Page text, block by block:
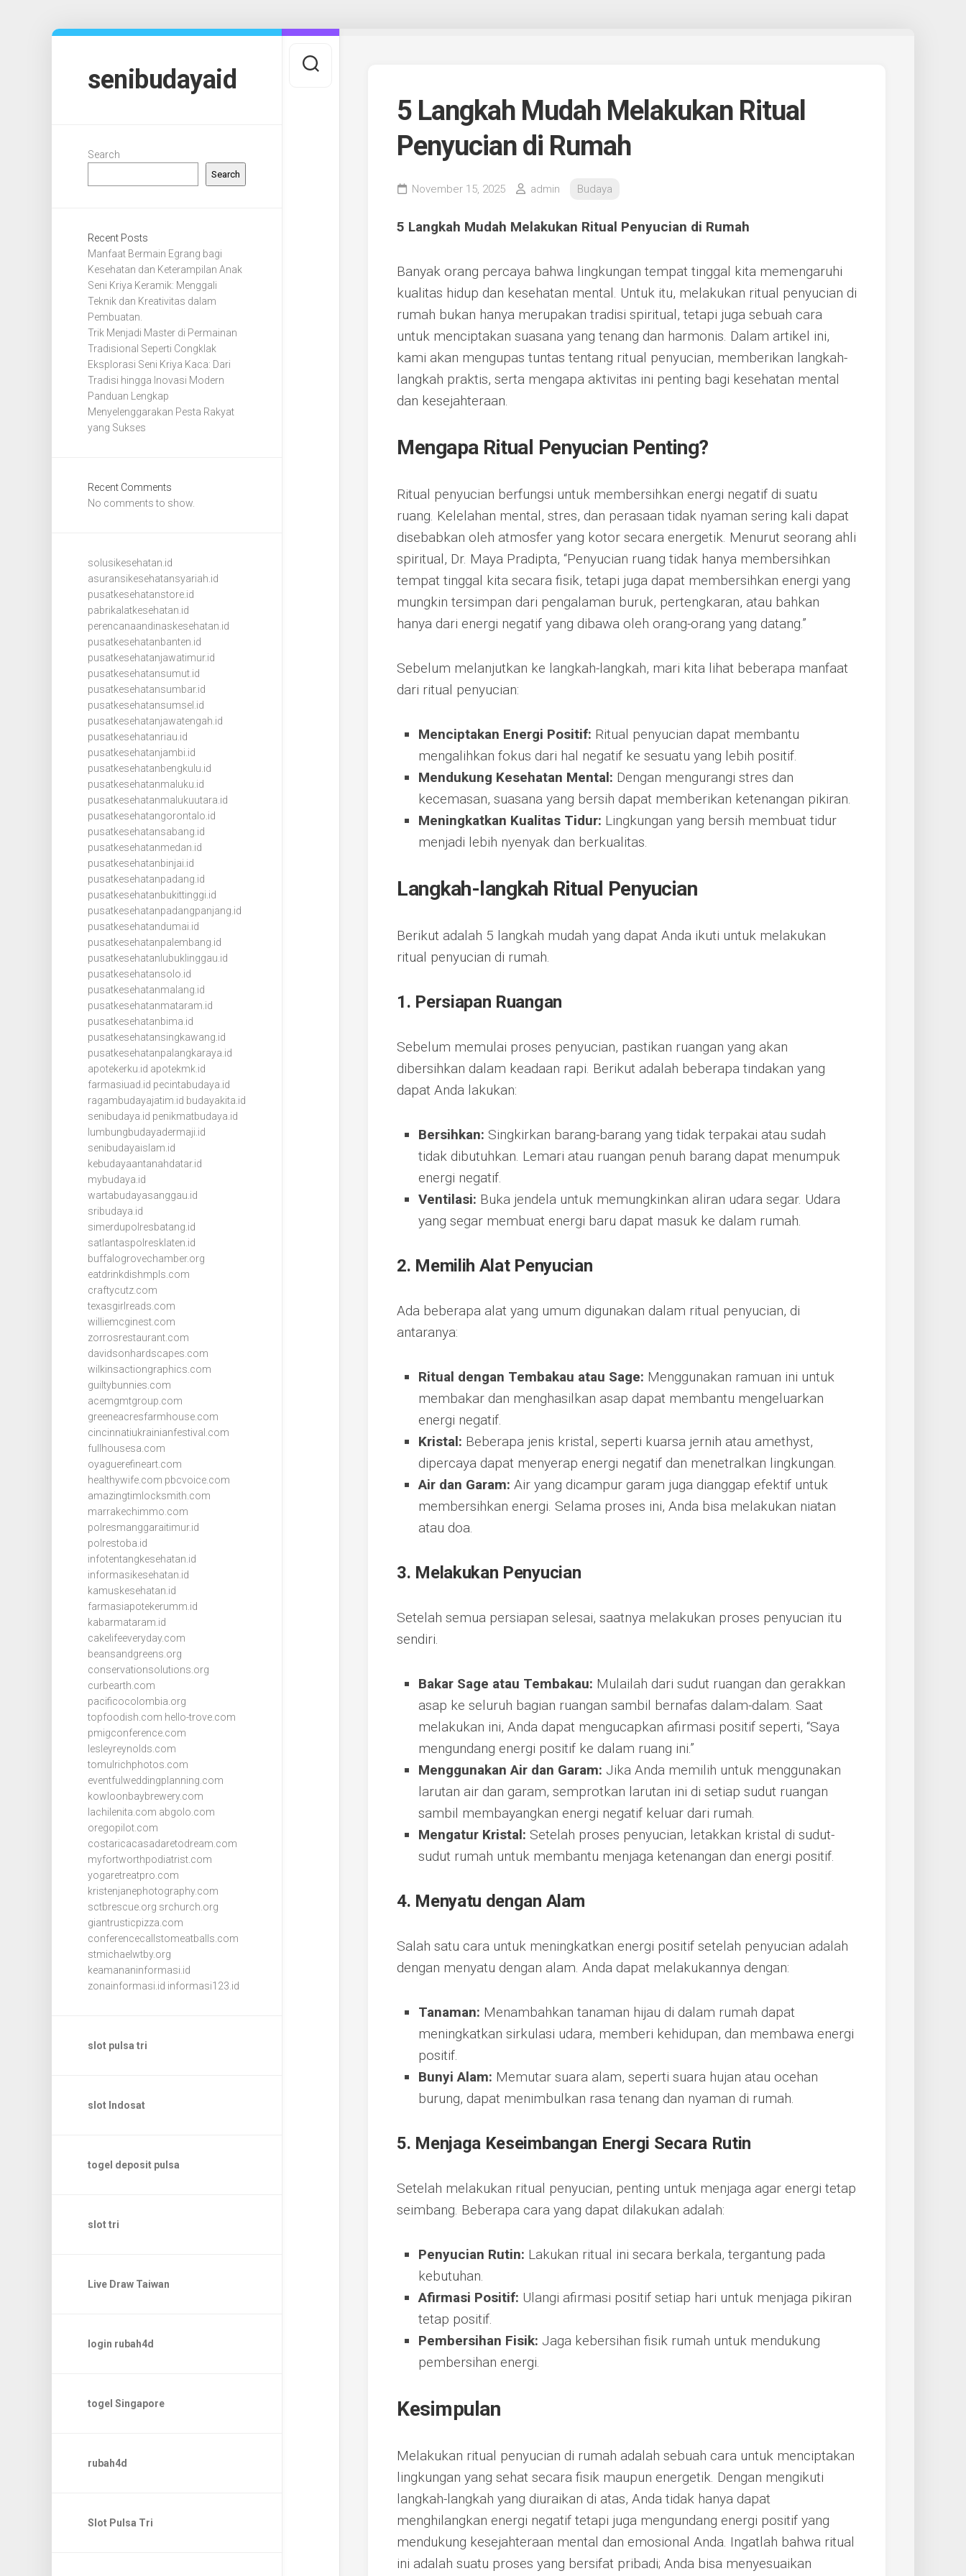
senibudayaid
Search
Search
Recent Posts
Manfaat Bermain Egrang bagi
Kesehatan dan Keterampilan Anak
Seni Kriya Keramik: Menggali
Teknik dan Kreativitas dalam
Pembuatan.
Trik Menjadi Master di Permainan
Tradisional Seperti Congklak
Eksplorasi Seni Kriya Kaca: Dari
Tradisi hingga Inovasi Modern
Panduan Lengkap
Menyelenggarakan Pesta Rakyat
yang Sukses
Recent Comments
No comments to show.
solusikesehatan.id
asuransikesehatansyariah.id
pusatkesehatanstore.id
pabrikalatkesehatan.id
perencanaandinaskesehatan.id
pusatkesehatanbanten.id
pusatkesehatanjawatimur.id
pusatkesehatansumut.id
pusatkesehatansumbar.id
pusatkesehatansumsel.id
pusatkesehatanjawatengah.id
pusatkesehatanriau.id
pusatkesehatanjambi.id
pusatkesehatanbengkulu.id
pusatkesehatanmaluku.id
pusatkesehatanmalukuutara.id
pusatkesehatangorontalo.id
pusatkesehatansabang.id
pusatkesehatanmedan.id
pusatkesehatanbinjai.id
pusatkesehatanpadang.id
pusatkesehatanbukittinggi.id
pusatkesehatanpadangpanjang.id
pusatkesehatandumai.id
pusatkesehatanpalembang.id
pusatkesehatanlubuklinggau.id
pusatkesehatansolo.id
pusatkesehatanmalang.id
pusatkesehatanmataram.id
pusatkesehatanbima.id
pusatkesehatansingkawang.id
pusatkesehatanpalangkaraya.id
apotekerku.id apotekmk.id
farmasiuad.id pecintabudaya.id
ragambudayajatim.id budayakita.id
senibudaya.id penikmatbudaya.id
lumbungbudayadermaji.id
senibudayaislam.id
kebudayaantanahdatar.id
mybudaya.id
wartabudayasanggau.id
sribudaya.id
simerdupolresbatang.id
satlantaspolresklaten.id
buffalogrovechamber.org
eatdrinkdishmpls.com
craftycutz.com
texasgirlreads.com
williemcginest.com
zorrosrestaurant.com
davidsonhardscapes.com
wilkinsactiongraphics.com
guiltybunnies.com
acemgmtgroup.com
greeneacresfarmhouse.com
cincinnatiukrainianfestival.com
fullhousesa.com
oyaguerefineart.com
healthywife.com pbcvoice.com
amazingtimlocksmith.com
marrakechimmo.com
polresmanggaraitimur.id
polrestoba.id
infotentangkesehatan.id
informasikesehatan.id
kamuskesehatan.id
farmasiapotekerumm.id
kabarmataram.id
cakelifeeveryday.com
beansandgreens.org
conservationsolutions.org
curbearth.com
pacificocolombia.org
topfoodish.com hello-trove.com
pmigconference.com
lesleyreynolds.com
tomulrichphotos.com
eventfulweddingplanning.com
kowloonbaybrewery.com
lachilenita.com abgolo.com
oregopilot.com
costaricacasadaretodream.com
myfortworthpodiatrist.com
yogaretreatpro.com
kristenjanephotography.com
sctbrescue.org srchurch.org
giantrusticpizza.com
conferencecallstomeatballs.com
stmichaelwtby.org
keamananinformasi.id
zonainformasi.id informasi123.id
slot pulsa tri
slot Indosat
togel deposit pulsa
slot tri
Live Draw Taiwan
login rubah4d
togel Singapore
rubah4d
Slot Pulsa Tri
5 Langkah Mudah Melakukan Ritual
Penyucian di Rumah
November 15, 2025 admin Budaya
5 Langkah Mudah Melakukan Ritual Penyucian di Rumah
Banyak orang percaya bahwa lingkungan tempat tinggal kita memengaruhi
kualitas hidup dan kesehatan mental. Untuk itu, melakukan ritual penyucian di
rumah bukan hanya merupakan tradisi spiritual, tetapi juga sebuah cara
untuk menciptakan suasana yang tenang dan harmonis. Dalam artikel ini,
kami akan mengupas tuntas tentang ritual penyucian, memberikan langkah-
langkah praktis, serta mengapa aktivitas ini penting bagi kesehatan mental
dan kesejahteraan.
Mengapa Ritual Penyucian Penting?
Ritual penyucian berfungsi untuk membersihkan energi negatif di suatu
ruang. Kelelahan mental, stres, dan perasaan tidak nyaman sering kali dapat
disebabkan oleh atmosfer yang kotor secara energetik. Menurut seorang ahli
spiritual, Dr. Maya Pradipta, “Penyucian ruang tidak hanya membersihkan
tempat tinggal kita secara fisik, tetapi juga dapat membersihkan energi yang
mungkin tersimpan dari pengalaman buruk, pertengkaran, atau bahkan
hanya dari energi negatif yang dibawa oleh orang-orang yang datang.”
Sebelum melanjutkan ke langkah-langkah, mari kita lihat beberapa manfaat
dari ritual penyucian:
Menciptakan Energi Positif: Ritual penyucian dapat membantu
mengalihkan fokus dari hal negatif ke sesuatu yang lebih positif.
Mendukung Kesehatan Mental: Dengan mengurangi stres dan
kecemasan, suasana yang bersih dapat memberikan ketenangan pikiran.
Meningkatkan Kualitas Tidur: Lingkungan yang bersih membuat tidur
menjadi lebih nyenyak dan berkualitas.
Langkah-langkah Ritual Penyucian
Berikut adalah 5 langkah mudah yang dapat Anda ikuti untuk melakukan
ritual penyucian di rumah.
1. Persiapan Ruangan
Sebelum memulai proses penyucian, pastikan ruangan yang akan
dibersihkan dalam keadaan rapi. Berikut adalah beberapa tindakan yang
dapat Anda lakukan:
Bersihkan: Singkirkan barang-barang yang tidak terpakai atau sudah
tidak dibutuhkan. Lemari atau ruangan penuh barang dapat menumpuk
energi negatif.
Ventilasi: Buka jendela untuk memungkinkan aliran udara segar. Udara
yang segar membuat energi baru dapat masuk ke dalam rumah.
2. Memilih Alat Penyucian
Ada beberapa alat yang umum digunakan dalam ritual penyucian, di
antaranya:
Ritual dengan Tembakau atau Sage: Menggunakan ramuan ini untuk
membakar dan menghasilkan asap dapat membantu mengeluarkan
energi negatif.
Kristal: Beberapa jenis kristal, seperti kuarsa jernih atau amethyst,
dipercaya dapat menyerap energi negatif dan menetralkan lingkungan.
Air dan Garam: Air yang dicampur garam juga dianggap efektif untuk
membersihkan energi. Selama proses ini, Anda bisa melakukan niatan
atau doa.
3. Melakukan Penyucian
Setelah semua persiapan selesai, saatnya melakukan proses penyucian itu
sendiri.
Bakar Sage atau Tembakau: Mulailah dari sudut ruangan dan gerakkan
asap ke seluruh bagian ruangan sambil bernafas dalam-dalam. Saat
melakukan ini, Anda dapat mengucapkan afirmasi positif seperti, “Saya
mengundang energi positif ke dalam ruang ini.”
Menggunakan Air dan Garam: Jika Anda memilih untuk menggunakan
larutan air dan garam, semprotkan larutan ini di setiap sudut ruangan
sambil membayangkan energi negatif keluar dari rumah.
Mengatur Kristal: Setelah proses penyucian, letakkan kristal di sudut-
sudut rumah untuk membantu menjaga ketenangan dan energi positif.
4. Menyatu dengan Alam
Salah satu cara untuk meningkatkan energi positif setelah penyucian adalah
dengan menyatu dengan alam. Anda dapat melakukannya dengan:
Tanaman: Menambahkan tanaman hijau di dalam rumah dapat
meningkatkan sirkulasi udara, memberi kehidupan, dan membawa energi
positif.
Bunyi Alam: Memutar suara alam, seperti suara hujan atau ocehan
burung, dapat menimbulkan rasa tenang dan nyaman di rumah.
5. Menjaga Keseimbangan Energi Secara Rutin
Setelah melakukan ritual penyucian, penting untuk menjaga agar energi tetap
seimbang. Beberapa cara yang dapat dilakukan adalah:
Penyucian Rutin: Lakukan ritual ini secara berkala, tergantung pada
kebutuhan.
Afirmasi Positif: Ulangi afirmasi positif setiap hari untuk menjaga pikiran
tetap positif.
Pembersihan Fisik: Jaga kebersihan fisik rumah untuk mendukung
pembersihan energi.
Kesimpulan
Melakukan ritual penyucian di rumah adalah sebuah cara untuk menciptakan
lingkungan yang sehat secara fisik maupun energetik. Dengan mengikuti
langkah-langkah yang diuraikan di atas, Anda tidak hanya dapat
menghilangkan energi negatif tetapi juga mengundang energi positif yang
mendukung kesejahteraan mental dan emosional Anda. Ingatlah bahwa ritual
ini adalah suatu proses yang bersifat pribadi; Anda bisa menyesuaikan